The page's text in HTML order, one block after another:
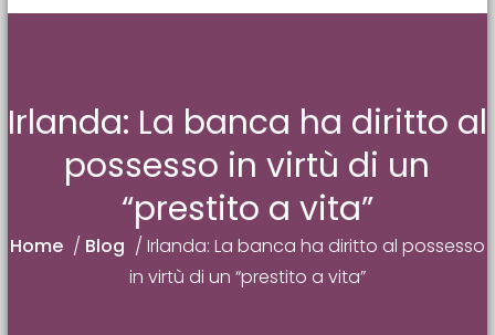
Irlanda: La banca ha diritto al
possesso in virtù di un
“prestito a vita”
Home / Blog / Irlanda: La banca ha diritto al possesso
in virtù di un “prestito a vita”